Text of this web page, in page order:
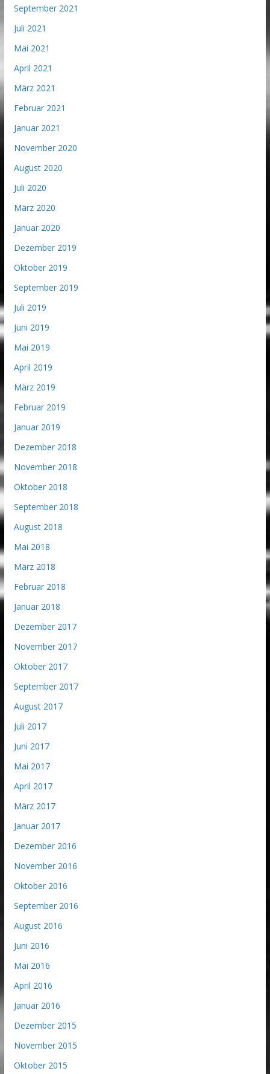
September 2021
Juli 2021
Mai 2021
April 2021
März 2021
Februar 2021
Januar 2021
November 2020
August 2020
Juli 2020
März 2020
Januar 2020
Dezember 2019
Oktober 2019
September 2019
Juli 2019
Juni 2019
Mai 2019
April 2019
März 2019
Februar 2019
Januar 2019
Dezember 2018
November 2018
Oktober 2018
September 2018
August 2018
Mai 2018
März 2018
Februar 2018
Januar 2018
Dezember 2017
November 2017
Oktober 2017
September 2017
August 2017
Juli 2017
Juni 2017
Mai 2017
April 2017
März 2017
Januar 2017
Dezember 2016
November 2016
Oktober 2016
September 2016
August 2016
Juni 2016
Mai 2016
April 2016
Januar 2016
Dezember 2015
November 2015
Oktober 2015